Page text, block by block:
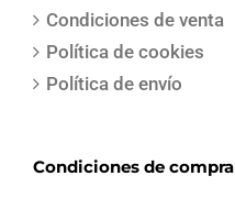
Condiciones de venta
Política de cookies
Política de envío
Condiciones de compra